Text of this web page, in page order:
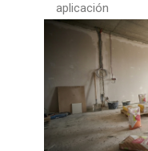
aplicación